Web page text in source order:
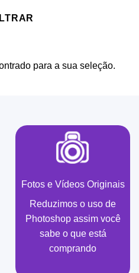
para a sua seleção.
Fotos e Vídeos Originais
Reduzimos o uso de
Photoshop assim você
sabe o que está
comprando